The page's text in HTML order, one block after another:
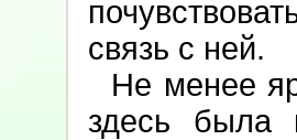
связь с ней.
Не менее
здесь была